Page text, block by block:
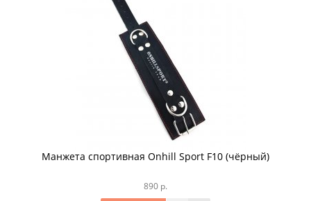
Манжета спортивная Onhill Sport F10 (чёрный)
890 р.